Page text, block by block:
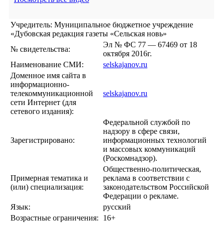
Учредитель: Муниципальное бюджетное учреждение
«Дубовская редакция газеты «Сельская новь»
№ свидетельства:
Эл № ФС 77 — 67469 от 18
октября 2016г.
Наименование СМИ:
selskajanov.ru
Доменное имя сайта в
информационно-
телекоммуникационной
сети Интернет (для
сетевого издания):
selskajanov.ru
Зарегистрировано:
Федеральной службой по
надзору в сфере связи,
информационных технологий
и массовых коммуникаций
(Роскомнадзор).
Примерная тематика и
(или) специализация:
Общественно-политическая,
реклама в соответствии с
законодательством Российской
Федерации о рекламе.
Язык:
русский
Возрастные ограничения:
16+